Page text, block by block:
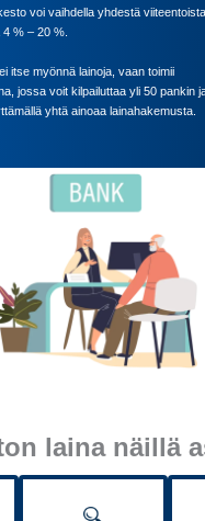
voi vaihdella yhdestä
% – 20 %.
itse myönnä lainoja, vaan toimii
jossa voit kilpailuttaa yli 50 pankin
yhtä ainoaa lainahakemusta.
laina näillä